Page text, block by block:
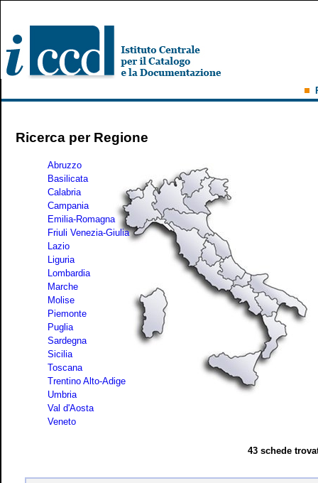
Ricerca per Regione
Abruzzo
Basilicata
Calabria
Campania
Emilia-Romagna
Friuli Venezia-Giulia
Lazio
Liguria
Lombardia
Marche
Molise
Piemonte
Puglia
Sardegna
Sicilia
Toscana
Trentino Alto-Adige
Umbria
Val d'Aosta
Veneto
43 schede